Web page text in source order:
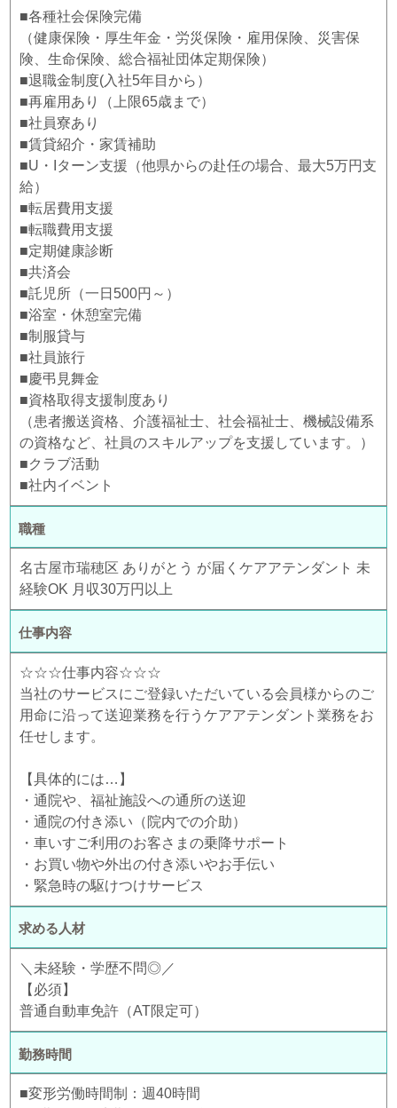
■各種社会保険完備
（健康保険・厚生年金・労災保険・雇用保険、災害保
険、生命保険、総合福祉団体定期保険）
■退職金制度(入社5年目から）
■再雇用あり（上限65歳まで）
■社員寮あり
■賃貸紹介・家賃補助
■U・Iターン支援（他県からの赴任の場合、最大5万円支
給）
■転居費用支援
■転職費用支援
■定期健康診断
■共済会
■託児所（一日500円～）
■浴室・休憩室完備
■制服貸与
■社員旅行
■慶弔見舞金
■資格取得支援制度あり
（患者搬送資格、介護福祉士、社会福祉士、機械設備系
の資格など、社員のスキルアップを支援しています。）
■クラブ活動
■社内イベント
職種
名古屋市瑞穂区 ありがとう が届くケアアテンダント 未
経験OK 月収30万円以上
仕事内容
☆☆☆仕事内容☆☆☆
当社のサービスにご登録いただいている会員様からのご
用命に沿って送迎業務を行うケアアテンダント業務をお
任せします。
【具体的には…】
・通院や、福祉施設への通所の送迎
・通院の付き添い（院内での介助）
・車いすご利用のお客さまの乗降サポート
・お買い物や外出の付き添いやお手伝い
・緊急時の駆けつけサービス
求める人材
＼未経験・学歴不問◎／
【必須】
普通自動車免許（AT限定可）
勤務時間
■変形労働時間制：週40時間